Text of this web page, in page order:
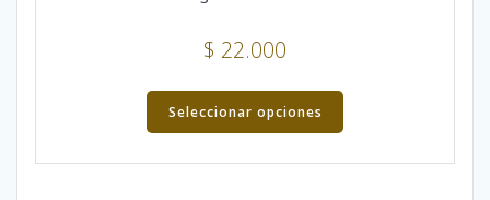
$ 22.000
Seleccionar opciones
This
has
multiple